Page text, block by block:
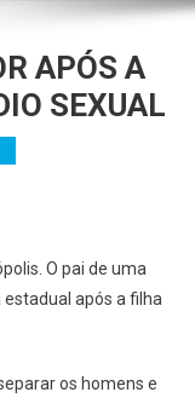
APÓS A
SEXUAL
O pai de uma
após a filha
os homens e